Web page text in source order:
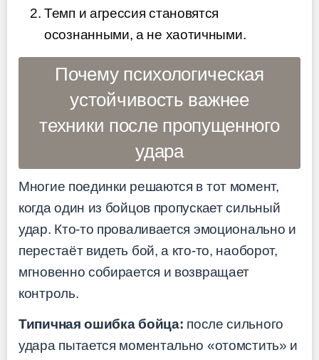
Темп и агрессия становятся
осознанными, а не хаотичными.
Почему психологическая
устойчивость важнее
техники после пропущенного
удара
Многие поединки решаются в тот момент,
когда один из бойцов пропускает сильный
удар. Кто-то проваливается эмоционально и
перестаёт видеть бой, а кто-то, наоборот,
мгновенно собирается и возвращает
контроль.
Типичная ошибка бойца: после сильного
удара пытается моментально «отомстить» и